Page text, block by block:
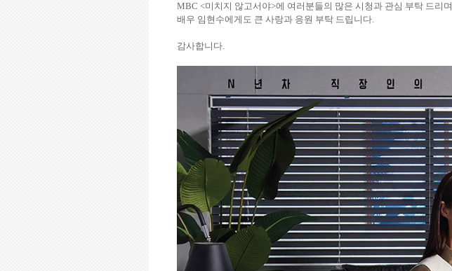
MBC <미치지 않고서야>에 여러분들의 많은 시청과 관심 부탁 드리며
배우 임현수에게도 큰 사랑과 응원 부탁 드립니다.
감사합니다.